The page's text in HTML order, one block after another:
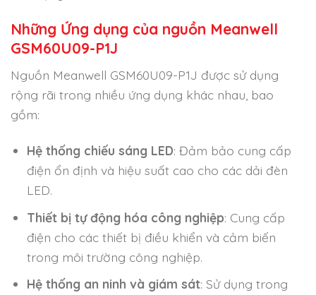
Những Ứng dụng của nguồn Meanwell
GSM60U09-P1J
Nguồn Meanwell GSM60U09-P1J được sử dụng
rộng rãi trong nhiều ứng dụng khác nhau, bao
gồm:
Hệ thống chiếu sáng LED: Đảm bảo cung cấp
điện ổn định và hiệu suất cao cho các dải đèn
LED.
Thiết bị tự động hóa công nghiệp: Cung cấp
điện cho các thiết bị điều khiển và cảm biến
trong môi trường công nghiệp.
Hệ thống an ninh và giám sát: Sử dụng trong